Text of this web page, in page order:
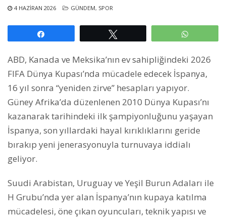
4 HAZIRAN 2026 GÜNDEM, SPOR
ABD, Kanada ve Meksika’nın ev sahipliğindeki 2026
FIFA Dünya Kupası’nda mücadele edecek İspanya,
16 yıl sonra “yeniden zirve” hesapları yapıyor.
Güney Afrika’da düzenlenen 2010 Dünya Kupası’nı
kazanarak tarihindeki ilk şampiyonluğunu yaşayan
İspanya, son yıllardaki hayal kırıklıklarını geride
bırakıp yeni jenerasyonuyla turnuvaya iddialı
geliyor.
Suudi Arabistan, Uruguay ve Yeşil Burun Adaları ile
H Grubu’nda yer alan İspanya’nın kupaya katılma
mücadelesi, öne çıkan oyuncuları, teknik yapısı ve